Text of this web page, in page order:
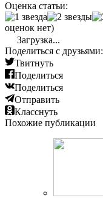
Оценка статьи:
оценок нет)
Загрузка...
Поделиться с друзьями:
Твитнуть
Поделиться
Поделиться
Отправить
Класснуть
Похожие публикации